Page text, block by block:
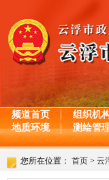
频道首页 组织机
地质环境
测绘管
您所在位置： 首页 > 云